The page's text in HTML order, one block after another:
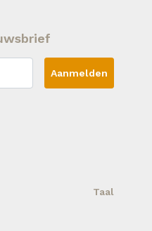
Aanmelden
Taal